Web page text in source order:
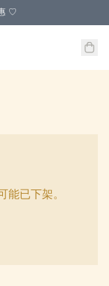
♡
能已下架。